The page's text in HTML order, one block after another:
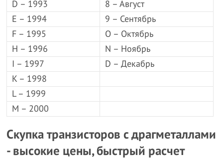
D – 1993
8 – Август
E – 1994
9 – Сентябрь
F – 1995
O – Октябрь
H – 1996
N – Ноябрь
I – 1997
D – Декабрь
K – 1998
L – 1999
M – 2000
Скупка транзисторов с драгметаллами
- высокие цены, быстрый расчет